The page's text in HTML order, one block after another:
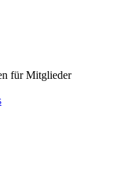
für Mitglieder